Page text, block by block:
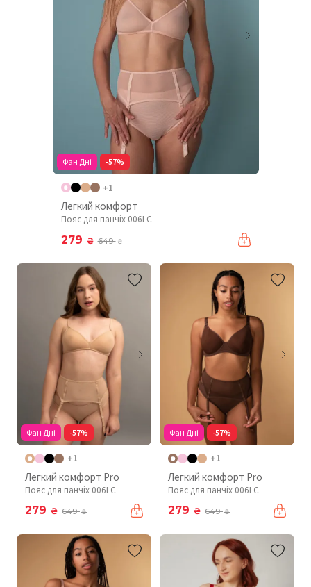
Фан Дні -57%
+1
Легкий комфорт
Пояс для панчіх 006LC
279 ₴ 649₴
Фан Дні -57%
+1
Легкий комфорт Pro
Пояс для панчіх 006LC
279 ₴ 649₴
Фан Дні -57%
+1
Легкий комфорт Pro
Пояс для панчіх 006LC
279 ₴ 649₴